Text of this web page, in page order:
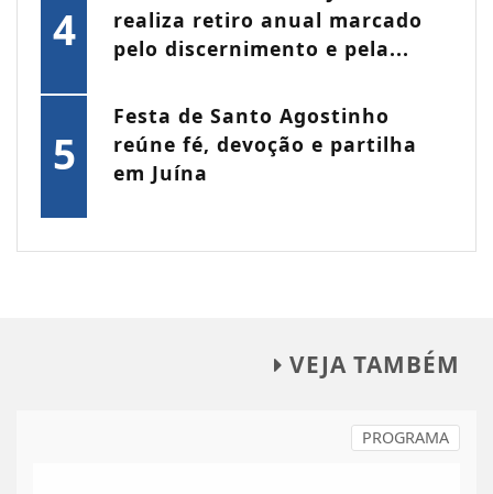
4
realiza retiro anual marcado
pelo discernimento e pela...
5
Festa de Santo Agostinho
reúne fé, devoção e partilha
em Juína
VEJA TAMBÉM
PROGRAMA